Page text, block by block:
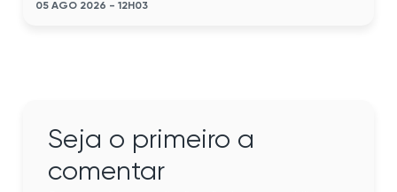
05 AGO 2026 - 12H03
Seja o primeiro a
comentar